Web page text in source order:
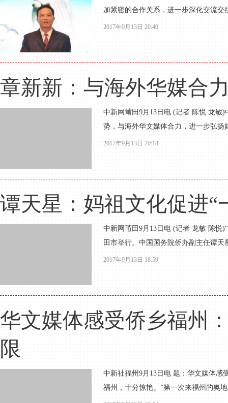
加紧密的合作关系，进一步深化交流
2017年9月13日 20:40
章新新：与海外华媒合
中新网莆田9月13日电 (记者 陈悦 龙敏
势，与海外华文媒体合力，进一步弘
2017年9月13日 20:18
谭天星：妈祖文化促进“
中新网莆田9月13日电 (记者 龙敏 陈悦
田市举行。中国国务院侨办副主任谭
2017年9月13日 18:59
华文媒体感受侨乡福州
限
中新社福州9月13日电 题：华文媒体感
福州，十分惊艳。”第一次来福州的奥